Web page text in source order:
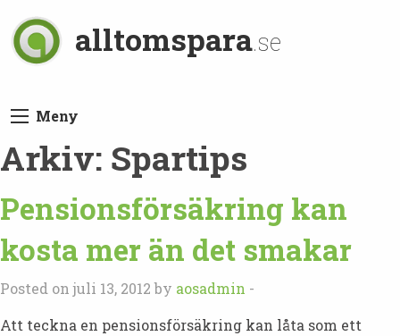
alltomspara.se
Meny
Arkiv: Spartips
Pensionsförsäkring kan
kosta mer än det smakar
Posted on juli 13, 2012 by aosadmin -
Att teckna en pensionsförsäkring kan låta som ett